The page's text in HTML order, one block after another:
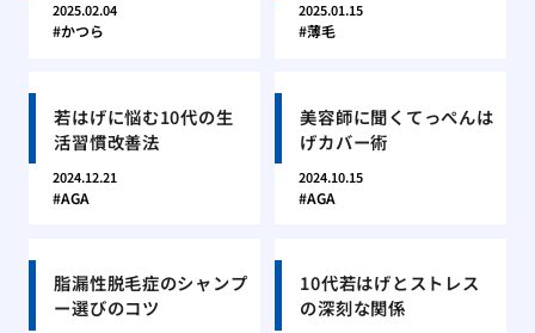
2025.02.04
かつら
2025.01.15
薄毛
若はげに悩む10代の生
活習慣改善法
2024.12.21
AGA
美容師に聞くてっぺんは
げカバー術
2024.10.15
AGA
脂漏性脱毛症のシャンプ
ー選びのコツ
10代若はげとストレス
の深刻な関係